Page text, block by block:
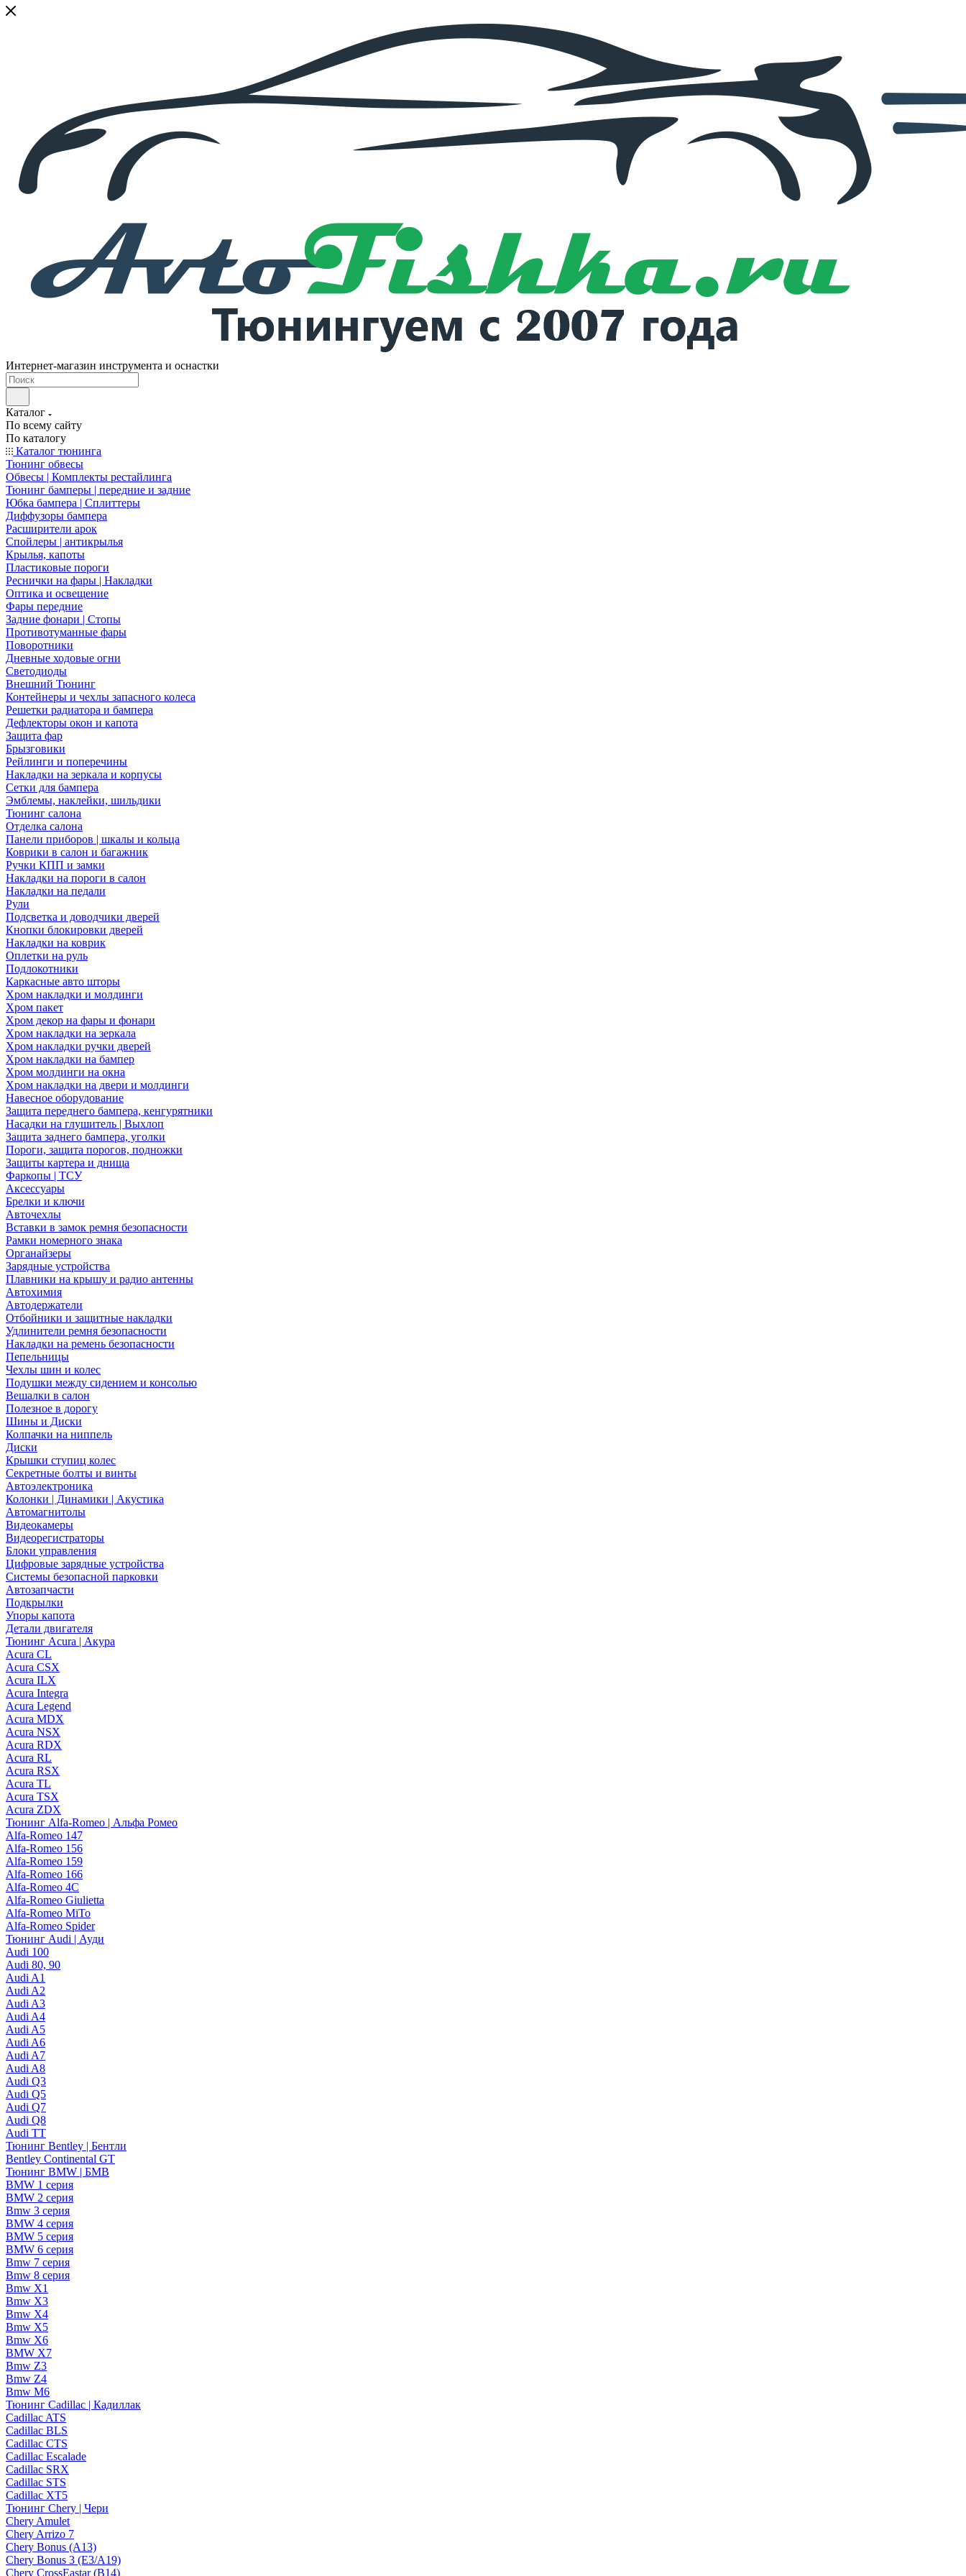
Интернет-магазин инструмента и оснастки
Каталог
По всему сайту
По каталогу
Каталог тюнинга
Тюнинг обвесы
Обвесы | Комплекты рестайлинга
Тюнинг бамперы | передние и задние
Юбка бампера | Сплиттеры
Диффузоры бампера
Расширители арок
Спойлеры | антикрылья
Крылья, капоты
Пластиковые пороги
Реснички на фары | Накладки
Оптика и освещение
Фары передние
Задние фонари | Стопы
Противотуманные фары
Поворотники
Дневные ходовые огни
Светодиоды
Внешний Тюнинг
Контейнеры и чехлы запасного колеса
Решетки радиатора и бампера
Дефлекторы окон и капота
Защита фар
Брызговики
Рейлинги и поперечины
Накладки на зеркала и корпусы
Сетки для бампера
Эмблемы, наклейки, шильдики
Тюнинг салона
Отделка салона
Панели приборов | шкалы и кольца
Коврики в салон и багажник
Ручки КПП и замки
Накладки на пороги в салон
Накладки на педали
Рули
Подсветка и доводчики дверей
Кнопки блокировки дверей
Накладки на коврик
Оплетки на руль
Подлокотники
Каркасные авто шторы
Хром накладки и молдинги
Хром пакет
Хром декор на фары и фонари
Хром накладки на зеркала
Хром накладки ручки дверей
Хром накладки на бампер
Хром молдинги на окна
Хром накладки на двери и молдинги
Навесное оборудование
Защита переднего бампера, кенгурятники
Насадки на глушитель | Выхлоп
Защита заднего бампера, уголки
Пороги, защита порогов, подножки
Защиты картера и днища
Фаркопы | ТСУ
Аксессуары
Брелки и ключи
Авточехлы
Вставки в замок ремня безопасности
Рамки номерного знака
Органайзеры
Зарядные устройства
Плавники на крышу и радио антенны
Автохимия
Автодержатели
Отбойники и защитные накладки
Удлинители ремня безопасности
Накладки на ремень безопасности
Пепельницы
Чехлы шин и колес
Подушки между сидением и консолью
Вешалки в салон
Полезное в дорогу
Шины и Диски
Колпачки на ниппель
Диски
Крышки ступиц колес
Секретные болты и винты
Автоэлектроника
Колонки | Динамики | Акустика
Автомагнитолы
Видеокамеры
Видеорегистраторы
Блоки управления
Цифровые зарядные устройства
Системы безопасной парковки
Автозапчасти
Подкрылки
Упоры капота
Детали двигателя
Тюнинг Acura | Акура
Acura CL
Acura CSX
Acura ILX
Acura Integra
Acura Legend
Acura MDX
Acura NSX
Acura RDX
Acura RL
Acura RSX
Acura TL
Acura TSX
Acura ZDX
Тюнинг Alfa-Romeo | Альфа Ромео
Alfa-Romeo 147
Alfa-Romeo 156
Alfa-Romeo 159
Alfa-Romeo 166
Alfa-Romeo 4C
Alfa-Romeo Giulietta
Alfa-Romeo MiTo
Alfa-Romeo Spider
Тюнинг Audi | Ауди
Audi 100
Audi 80, 90
Audi A1
Audi A2
Audi A3
Audi A4
Audi A5
Audi A6
Audi A7
Audi A8
Audi Q3
Audi Q5
Audi Q7
Audi Q8
Audi TT
Тюнинг Bentley | Бентли
Bentley Continental GT
Тюнинг BMW | БМВ
BMW 1 серия
BMW 2 серия
Bmw 3 серия
BMW 4 серия
BMW 5 серия
BMW 6 серия
Bmw 7 серия
Bmw 8 серия
Bmw X1
Bmw X3
Bmw X4
Bmw X5
Bmw X6
BMW X7
Bmw Z3
Bmw Z4
Bmw М6
Тюнинг Cadillac | Кадиллак
Cadillac ATS
Cadillac BLS
Cadillac CTS
Cadillac Escalade
Cadillac SRX
Cadillac STS
Cadillac XT5
Тюнинг Chery | Чери
Chery Amulet
Chery Arrizo 7
Chery Bonus (A13)
Chery Bonus 3 (E3/A19)
Chery CrossEastar (B14)